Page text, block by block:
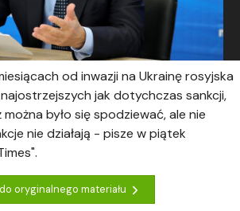
od inwazji na Ukrainę rosyjska
jak dotychczas sankcji,
było się spodziewać, ale nie
nie działają - pisze w piątek
oryginalnego materiału